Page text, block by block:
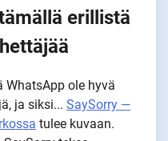
erillistä
WhatsApp ole hyvä
ja siksi... SaySorry —
tulee kuvaan.